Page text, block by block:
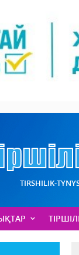
TIRSHILIK-